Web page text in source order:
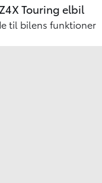
Touring elbil
til bilens funktioner